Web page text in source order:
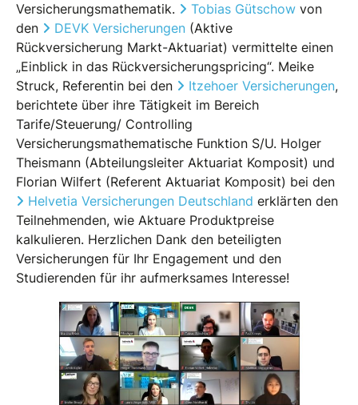
Versicherungsmathematik.
Tobias Gütschow von
den
DEVK Versicherungen (Aktive
Rückversicherung Markt-Aktuariat) vermittelte einen
„Einblick in das Rückversicherungspricing“. Meike
Struck, Referentin bei den
Itzehoer Versicherungen,
berichtete über ihre Tätigkeit im Bereich
Tarife/Steuerung/ Controlling
Versicherungsmathematische Funktion S/U. Holger
Theismann (Abteilungsleiter Aktuariat Komposit) und
Florian Wilfert (Referent Aktuariat Komposit) bei den
Helvetia Versicherungen Deutschland erklärten den
Teilnehmenden, wie Aktuare Produktpreise
kalkulieren. Herzlichen Dank den beteiligten
Versicherungen für Ihr Engagement und den
Studierenden für ihr aufmerksames Interesse!